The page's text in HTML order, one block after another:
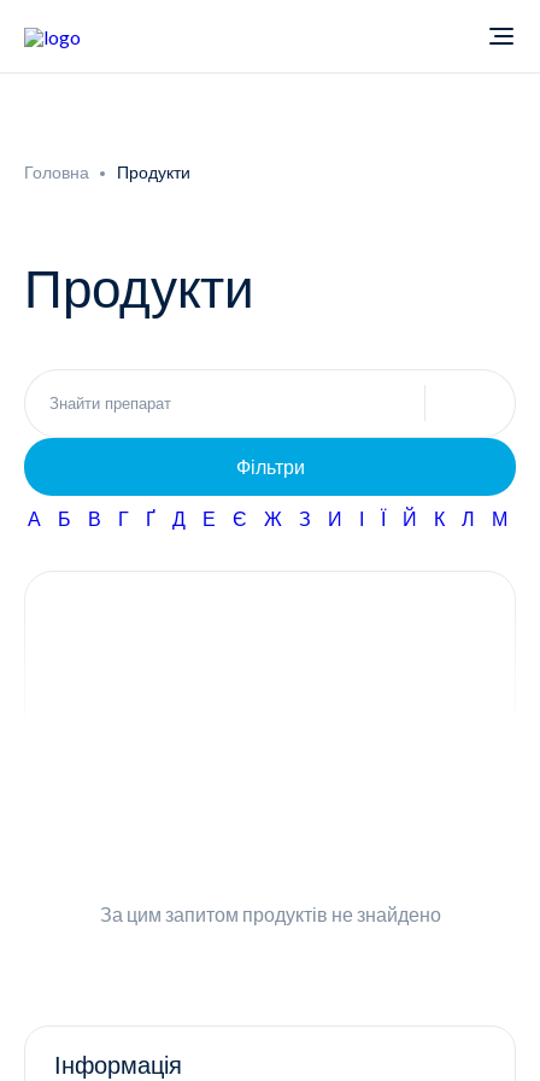
Новини
Неврологія
Всі продукти
Фармаконагляд
Кар'єра
Головна Продукти
Продукти
Фільтри
А Б В Г Ґ Д Е Є Ж З И І Ї Й К Л М
За цим запитом продуктів не знайдено
Інформація